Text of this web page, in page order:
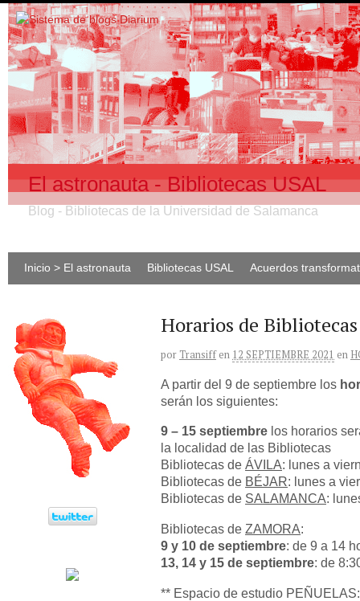
El astronauta - Bibliotecas USAL
Blog - Bibliotecas de la Universidad de Salamanca
Inicio > El astronauta Bibliotecas USAL Acuerdos
Horarios de
por Transiff en 12 SEPTIEMBRE 2021 en
A partir del 9 de septiembre los
serán los siguientes:
9 – 15 septiembre los horarios
la localidad de las Bibliotecas
Bibliotecas de ÁVILA: lunes a
Bibliotecas de BÉJAR: lunes a
Bibliotecas de SALAMANCA:
Bibliotecas de ZAMORA:
9 y 10 de septiembre: de 9 a 14
13, 14 y 15 de septiembre: de
** Espacio de estudio